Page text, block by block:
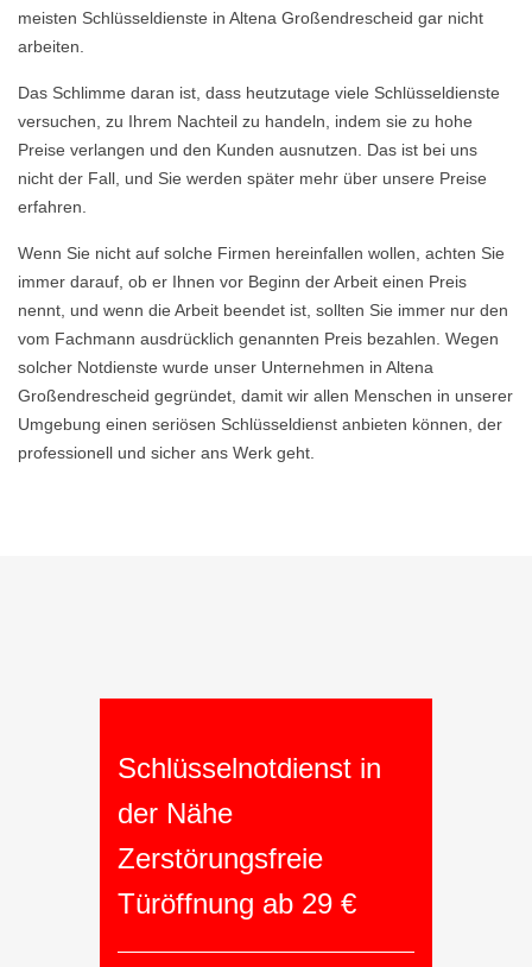
meisten Schlüsseldienste in Altena Großendrescheid gar nicht
arbeiten.
Das Schlimme daran ist, dass heutzutage viele Schlüsseldienste
versuchen, zu Ihrem Nachteil zu handeln, indem sie zu hohe
Preise verlangen und den Kunden ausnutzen. Das ist bei uns
nicht der Fall, und Sie werden später mehr über unsere Preise
erfahren.
Wenn Sie nicht auf solche Firmen hereinfallen wollen, achten Sie
immer darauf, ob er Ihnen vor Beginn der Arbeit einen Preis
nennt, und wenn die Arbeit beendet ist, sollten Sie immer nur den
vom Fachmann ausdrücklich genannten Preis bezahlen. Wegen
solcher Notdienste wurde unser Unternehmen in Altena
Großendrescheid gegründet, damit wir allen Menschen in unserer
Umgebung einen seriösen Schlüsseldienst anbieten können, der
professionell und sicher ans Werk geht.
Schlüsselnotdienst in
der Nähe
Zerstörungsfreie
Türöffnung ab 29 €